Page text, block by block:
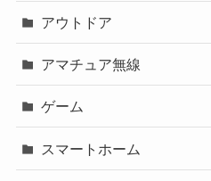
アウトドア
アマチュア無線
ゲーム
スマートホーム